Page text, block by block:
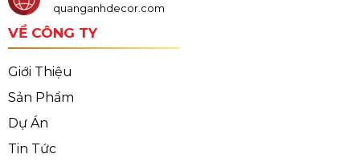
quanganhdecor.com
VỀ CÔNG TY
Giới Thiệu
Sản Phẩm
Dự Án
Tin Tức